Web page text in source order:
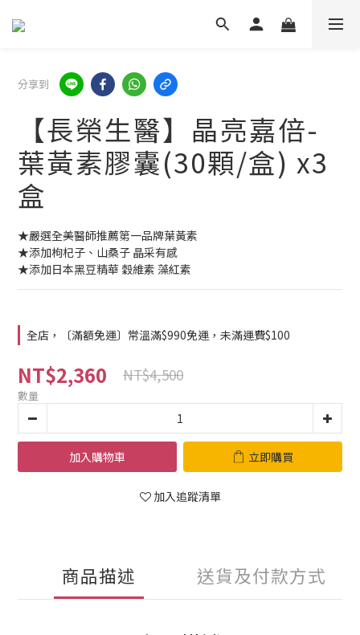
分享到
【長榮生醫】晶亮嘉倍-
葉黃素膠囊(30顆/盒) x3
盒
★嚴選全美醫師推薦第一品牌葉黃素
★添加枸杞子、山桑子 晶采有感
★添加日本黑豆精華 穀維素 藻紅素
全店，〔滿額免運〕常溫滿$990免運，未滿運費$100
NT$2,360 NT$4,500
數量
加入購物車 立即購買
加入追蹤清單
商品描述 送貨及付款方式